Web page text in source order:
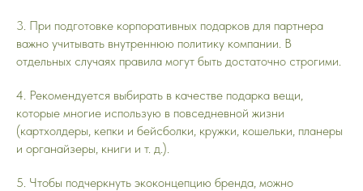
3. При подготовке корпоративных подарков для партнера
важно учитывать внутреннюю политику компании. В
отдельных случаях правила могут быть достаточно строгими.
4. Рекомендуется выбирать в качестве подарка вещи,
которые многие использую в повседневной жизни
(картхолдеры, кепки и бейсболки, кружки, кошельки, планеры
и органайзеры, книги и т. д.).
5. Чтобы подчеркнуть экоконцепцию бренда, можно